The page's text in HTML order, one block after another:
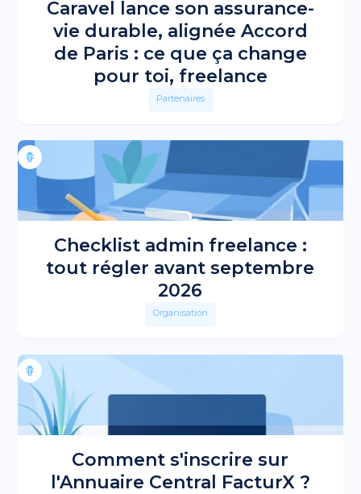
Caravel lance son assurance-
vie durable, alignée Accord
de Paris : ce que ça change
pour toi, freelance
Partenaires
Checklist admin freelance :
tout régler avant septembre
2026
Organisation
Comment s'inscrire sur
l'Annuaire Central FacturX ?